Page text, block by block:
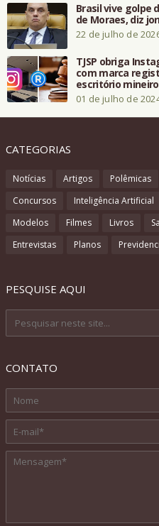
Brasil vive golpe
de Moraes, diz
22 de julho de
TJSP obriga
com marca
escritório mineiro
01 de julho de
CATEGORIAS
Notícias Artigos Polêmicas
Concursos
Inteligência Artificial
Modelos
Filmes Livros
Entrevistas
Planos
PESQUISE AQUI
CONTATO